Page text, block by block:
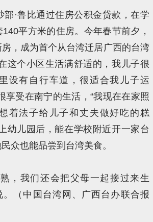
部·鲁比通过住房公积金贷款，在学
平方米的住房。今年春节前夕，
，成为首个从台湾迁居广西的台湾
这个小区生活满舒适的，我儿子很
设有自行车道，很适合我儿子运
享受在南宁的生活，“我现在在家照
着法子给儿子和丈夫做好吃的糕
幼儿园后，能在学校附近开一家台
众也能品尝到台湾美食。
，我们还会把父母一起接过来生
。（中国台湾网、广西台办联合报